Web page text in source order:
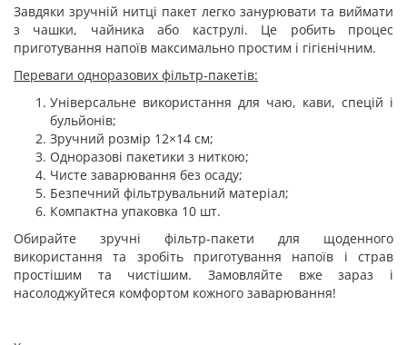
Завдяки зручній нитці пакет легко занурювати та виймати
з чашки, чайника або каструлі. Це робить процес
приготування напоїв максимально простим і гігієнічним.
Переваги одноразових фільтр-пакетів:
Універсальне використання для чаю, кави, спецій і
бульйонів;
Зручний розмір 12×14 см;
Одноразові пакетики з ниткою;
Чисте заварювання без осаду;
Безпечний фільтрувальний матеріал;
Компактна упаковка 10 шт.
Обирайте зручні фільтр-пакети для щоденного
використання та зробіть приготування напоїв і страв
простішим та чистішим. Замовляйте вже зараз і
насолоджуйтеся комфортом кожного заварювання!